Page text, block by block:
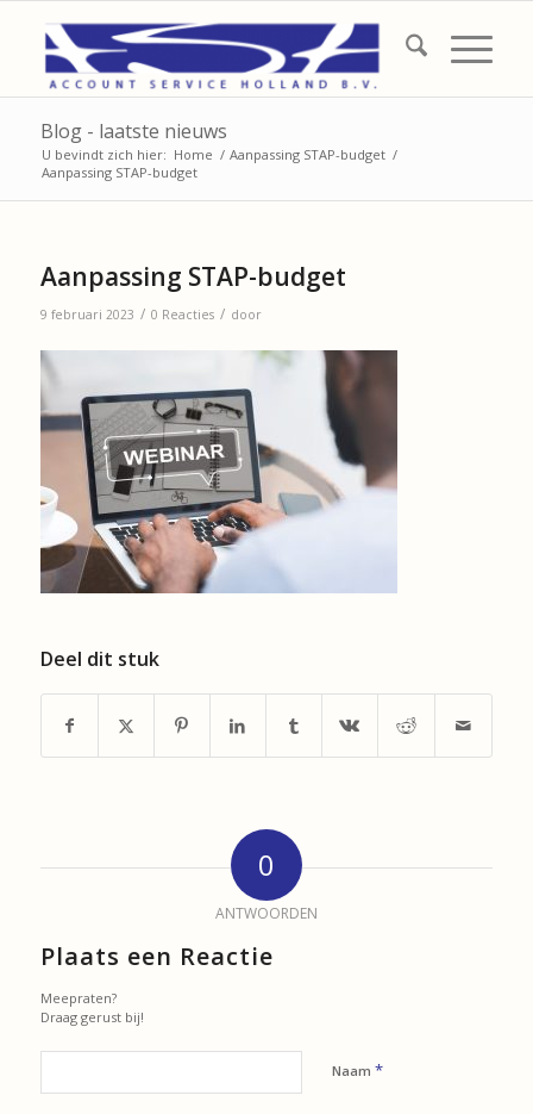
Blog - laatste nieuws
U bevindt zich hier: Home / Aanpassing STAP-budget /
Aanpassing STAP-budget
Aanpassing STAP-budget
9 februari 2023 / 0 Reacties / door
Deel dit stuk
0
ANTWOORDEN
Plaats een Reactie
Meepraten?
Draag gerust bij!
Naam *